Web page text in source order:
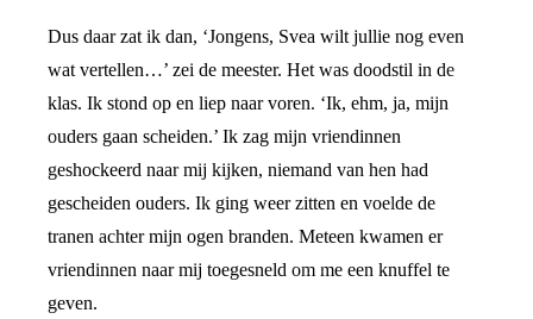
Dus daar zat ik dan, ‘Jongens, Svea wilt jullie nog even
wat vertellen…’ zei de meester. Het was doodstil in de
klas. Ik stond op en liep naar voren. ‘Ik, ehm, ja, mijn
ouders gaan scheiden.’ Ik zag mijn vriendinnen
geshockeerd naar mij kijken, niemand van hen had
gescheiden ouders. Ik ging weer zitten en voelde de
tranen achter mijn ogen branden. Meteen kwamen er
vriendinnen naar mij toegesneld om me een knuffel te
geven.